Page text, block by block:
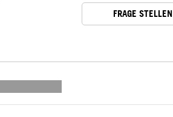
FRAGE STELLEN